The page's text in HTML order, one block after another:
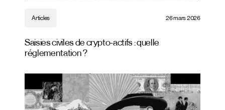
Articles 26 mars 2026
Saisies civiles de crypto-actifs : quelle
réglementation ?